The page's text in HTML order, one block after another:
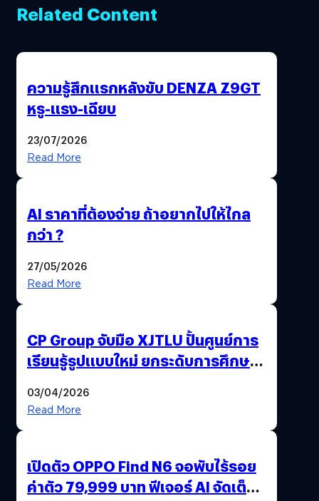
Related Content
ความรู้สึกแรกหลังขับ DENZA Z9GT
หรู-แรง-เฉียบ
23/07/2026
Read More
AI ราคาที่ต้องจ่าย ถ้าอยากไปให้ไกล
กว่า ?
27/05/2026
Read More
CP Group จับมือ XJTLU ปั้นศูนย์การ
เรียนรู้รูปแบบใหม่ ยกระดับการศึกษา
03/04/2026
Read More
เปิดตัว OPPO Find N6 จอพับไร้รอย
ค่าตัว 79,999 บาท ฟีเจอร์ AI จัดเต็ม